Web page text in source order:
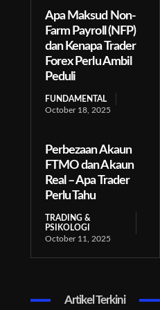
Apa Maksud Non-
Farm Payroll (NFP)
dan Kenapa Trader
Forex Perlu Ambil
Peduli
FUNDAMENTAL
October 18, 2025
Perbezaan Akaun
FTMO dan Akaun
Real – Apa Trader
Perlu Tahu
TRADING &
PSIKOLOGI
October 11, 2025
Artikel Terkini